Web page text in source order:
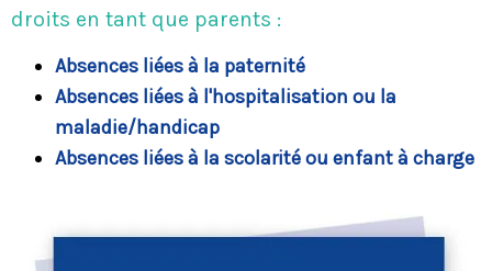
droits en tant que parents :
Absences liées à la paternité
Absences liées à l'hospitalisation ou la
maladie/handicap
Absences liées à la scolarité ou enfant à charge